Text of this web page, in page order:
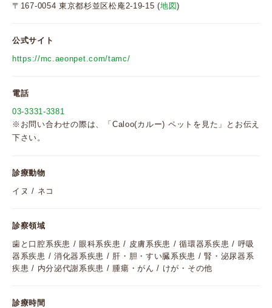
〒167-0054 東京都杉並区松庵2-19-15 (地図)
公式サイト
https://mc.aeonpet.com/tamc/
電話
03-3331-3381
※お問い合わせの際は、「Caloo(カルー) ペットを見た」とお伝え
下さい。
診療動物
イヌ / ネコ
診察領域
歯と口腔系疾患 / 眼科系疾患 / 皮膚系疾患 / 循環器系疾患 / 呼吸
器系疾患 / 消化器系疾患 / 肝・胆・すい臓系疾患 / 腎・泌尿器系
疾患 / 内分泌代謝系疾患 / 腫瘍・がん / けが・その他
診療時間